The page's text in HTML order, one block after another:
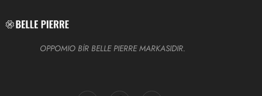
OPPOMIO BİR BELLE PIERRE MARKASIDIR.